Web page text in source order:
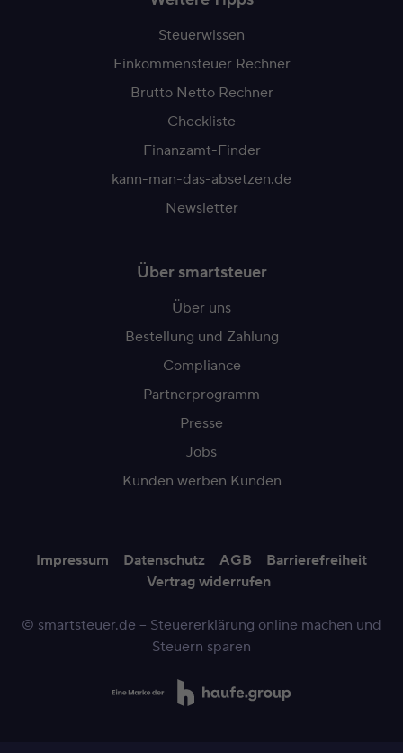
Steuerwissen
Einkommensteuer Rechner
Brutto Netto Rechner
Checkliste
Finanzamt-Finder
kann-man-das-absetzen.de
Newsletter
Über smartsteuer
Über uns
Bestellung und Zahlung
Compliance
Partnerprogramm
Presse
Jobs
Kunden werben Kunden
Impressum Datenschutz AGB
Barrierefreiheit
Vertrag widerrufen
© smartsteuer.de – Steuererklärung online machen und
Steuern sparen